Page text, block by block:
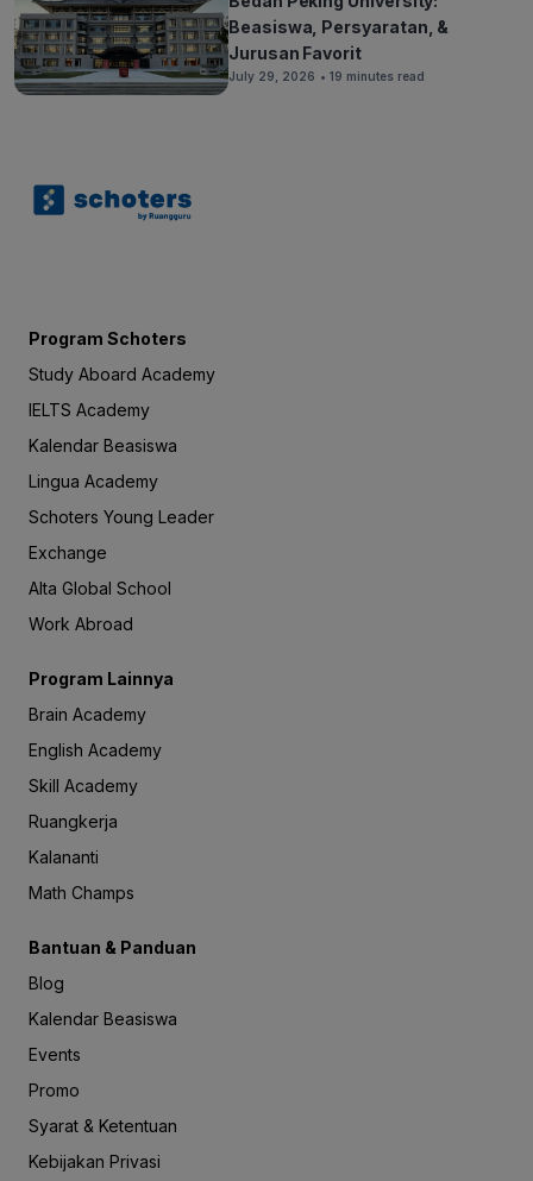
Beasiswa, Persyaratan, &
Jurusan Favorit
July 29, 2026 • 19 minutes read
Program Schoters
Study Aboard Academy
IELTS Academy
Kalendar Beasiswa
Lingua Academy
Schoters Young Leader
Exchange
Alta Global School
Work Abroad
Program Lainnya
Brain Academy
English Academy
Skill Academy
Ruangkerja
Kalananti
Math Champs
Bantuan & Panduan
Blog
Kalendar Beasiswa
Events
Promo
Syarat & Ketentuan
Kebijakan Privasi